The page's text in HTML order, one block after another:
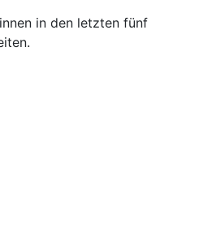
in den letzten fünf